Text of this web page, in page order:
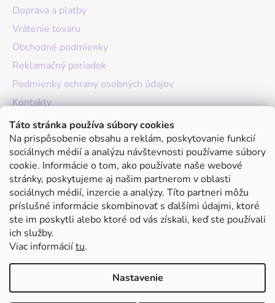
Táto stránka používa súbory cookies
Na prispôsobenie obsahu a reklám, poskytovanie funkcií
sociálnych médií a analýzu návštevnosti používame súbory
cookie. Informácie o tom, ako používate naše webové
stránky, poskytujeme aj našim partnerom v oblasti
sociálnych médií, inzercie a analýzy. Títo partneri môžu
príslušné informácie skombinovať s ďalšími údajmi, ktoré
ste im poskytli alebo ktoré od vás získali, keď ste používali
ich služby.
Viac informáciítu.
Nastavenie
Doprava a platby
Vrátenie tovaru
Obchodné podmienky
Reklamačný poriadok
Podmienky ochrany osobných údajov
Kontakty
O nás
Hodnotenie obchodu
Moja objednávka
Instagram